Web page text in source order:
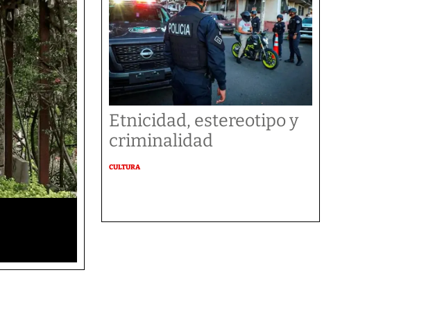
Etnicidad, estereotipo y
criminalidad
CULTURA